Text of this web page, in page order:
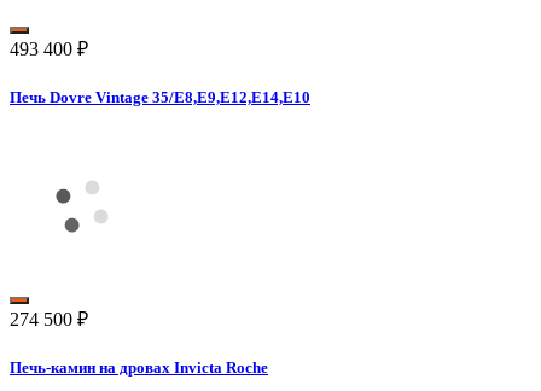
493 400 ₽
Печь Dovre Vintage 35/E8,E9,E12,E14,E10
274 500 ₽
Печь-камин на дровах Invicta Roche